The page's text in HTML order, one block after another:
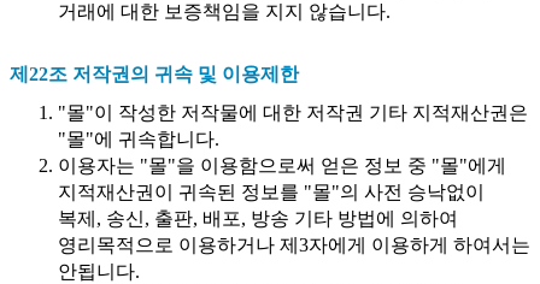
거래에 대한 보증책임을 지지 않습니다.
제22조 저작권의 귀속 및 이용제한
"몰"이 작성한 저작물에 대한 저작권 기타 지적재산권은
"몰"에 귀속합니다.
이용자는 "몰"을 이용함으로써 얻은 정보 중 "몰"에게
지적재산권이 귀속된 정보를 "몰"의 사전 승낙없이
복제, 송신, 출판, 배포, 방송 기타 방법에 의하여
영리목적으로 이용하거나 제3자에게 이용하게 하여서는
안됩니다.